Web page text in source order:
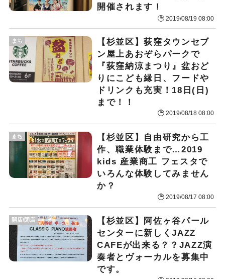
開催されます！
2019/08/19 08:00
【杉並区】荻窪タウンセブ
ン屋上あおぞらパークで
『荻窪納涼まつり』盆おど
りにこども縁日、フードや
ドリンクも充実！18日(日)
まで！！
2019/08/18 08:00
まち
【杉並区】自由研究から工
作、職業体験まで…2019
kids 産業商工 フェスタで
いろんな体験してみません
か？
2019/08/17 08:00
まち
【杉並区】阿佐ヶ谷パール
センターに新しくJAZZ
CAFEが出来る？？JAZZ演
奏者とヴォーカルを募集中
です。
開店/閉店